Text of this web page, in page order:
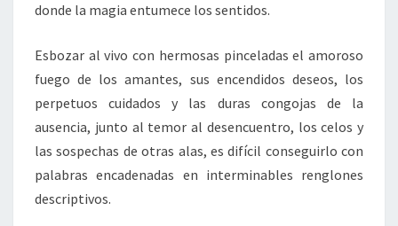
donde la magia entumece los sentidos.
Esbozar al vivo con hermosas pinceladas el amoroso
fuego de los amantes, sus encendidos deseos, los
perpetuos cuidados y las duras congojas de la
ausencia, junto al temor al desencuentro, los celos y
las sospechas de otras alas, es difícil conseguirlo con
palabras encadenadas en interminables renglones
descriptivos.